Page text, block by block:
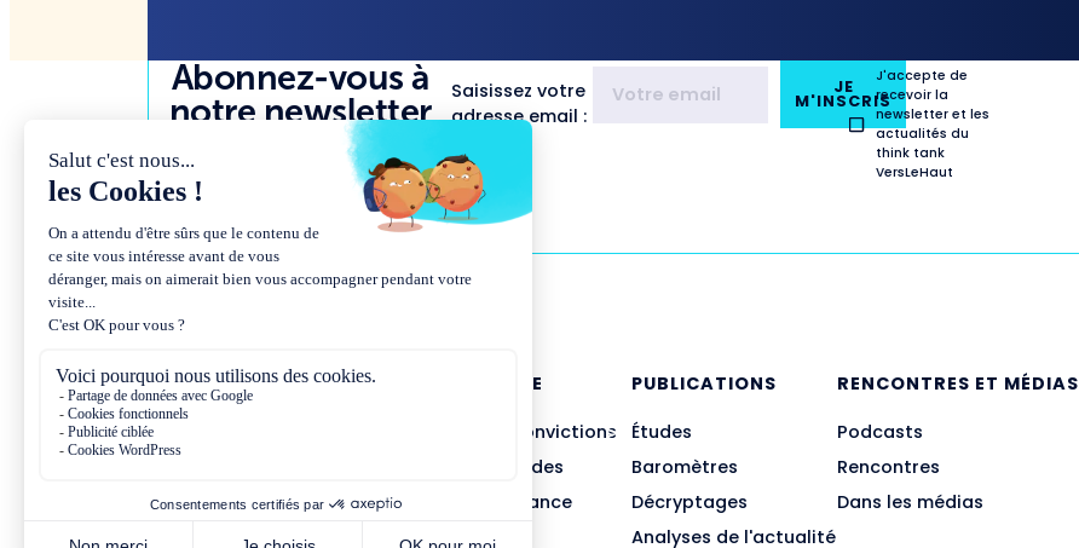
Abonnez-vous à
notre newsletter
Saisissez votre
adresse email :
JE
M'INSCRIS
J'accepte de
recevoir la
newsletter et les
actualités du
think tank
VersLeHaut
NOUS CONNAÎTRE
Présentation et convictions
Missions et méthodes
Équipe et gouvernance
Partenariats
PUBLICATIONS
Études
Baromètres
Décryptages
Analyses de l'actualité
RENCONTRES ET MÉDIAS
Podcasts
Rencontres
Dans les médias